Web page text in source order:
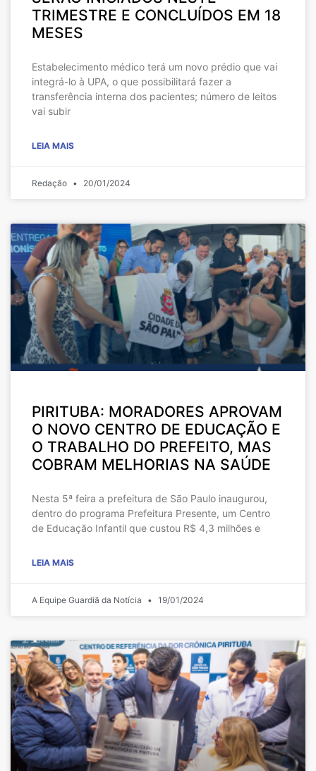
TRIMESTRE E CONCLUÍDOS EM 18
MESES
Estabelecimento médico terá um novo prédio que vai
integrá-lo à UPA, o que possibilitará fazer a
transferência interna dos pacientes; número de leitos
vai subir
LEIA MAIS
Redação 20/01/2024
PIRITUBA: MORADORES APROVAM
O NOVO CENTRO DE EDUCAÇÃO E
O TRABALHO DO PREFEITO, MAS
COBRAM MELHORIAS NA SAÚDE
Nesta 5ª feira a prefeitura de São Paulo inaugurou,
dentro do programa Prefeitura Presente, um Centro
de Educação Infantil que custou R$ 4,3 milhões e
LEIA MAIS
A Equipe Guardiã da Notícia 19/01/2024